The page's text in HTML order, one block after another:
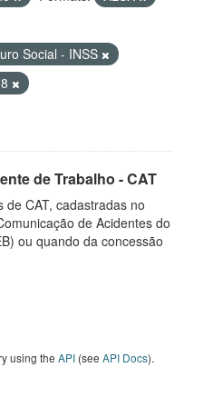
Social - INSS
de Trabalho - CAT
de CAT, cadastradas no
de Acidentes do
ou quando da concessão
using the API (see API Docs).